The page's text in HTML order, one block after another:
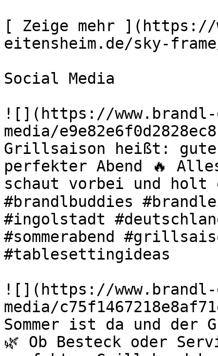
[ Zeige mehr ](https://
eitensheim.de/sky-
Social Media
![](https://
media/
Grillsaison heißt:
perfekter Abend 🔥
schaut vorbei und holt
#brandlbuddies
#ingolstadt
#sommerabend
#tablesettingideas
![](https://
media/
Sommer ist da und
🌿 Ob Besteck oder